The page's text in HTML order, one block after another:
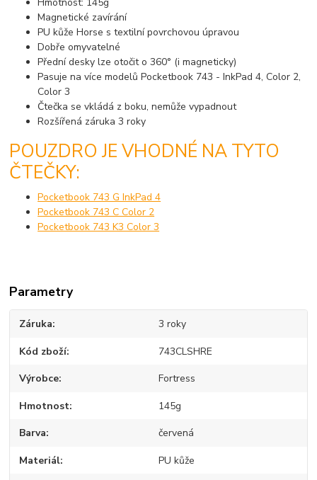
Magnetické zavírání
PU kůže Horse s textilní povrchovou úpravou
Dobře omyvatelné
Přední desky lze otočit o 360° (i magneticky)
Pasuje na více modelů Pocketbook 743 - InkPad 4, Color 2,
Color 3
Čtečka se vkládá z boku, nemůže vypadnout
Rozšířená záruka 3 roky
POUZDRO JE VHODNÉ NA TYTO
ČTEČKY:
Pocketbook 743 G InkPad 4
Pocketbook 743 C Color 2
Pocketbook 743 K3 Color 3
Parametry
Záruka 3 roky
Kód zboží 743CLSHRE
Výrobce Fortress
Hmotnost 145g
Barva červená
Materiál PU kůže